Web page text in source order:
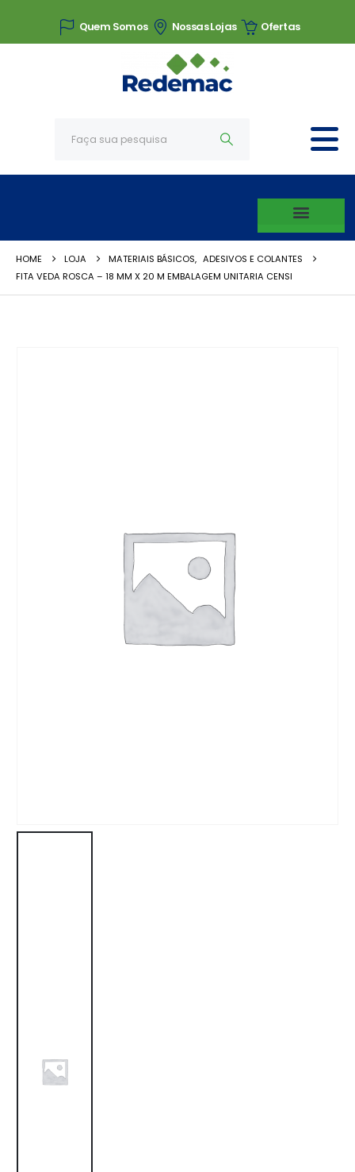
Quem Somos Nossas Lojas Ofertas
HOME LOJA MATERIAIS BÁSICOS, ADESIVOS E COLANTES
FITA VEDA ROSCA – 18 MM X 20 M EMBALAGEM UNITARIA CENSI